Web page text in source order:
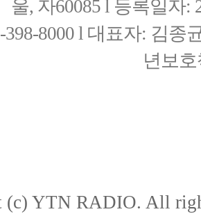
울, 자60085 l 등록일자:
398-8000 l 대표자: 김종
년보
(c) YTN RADIO. All